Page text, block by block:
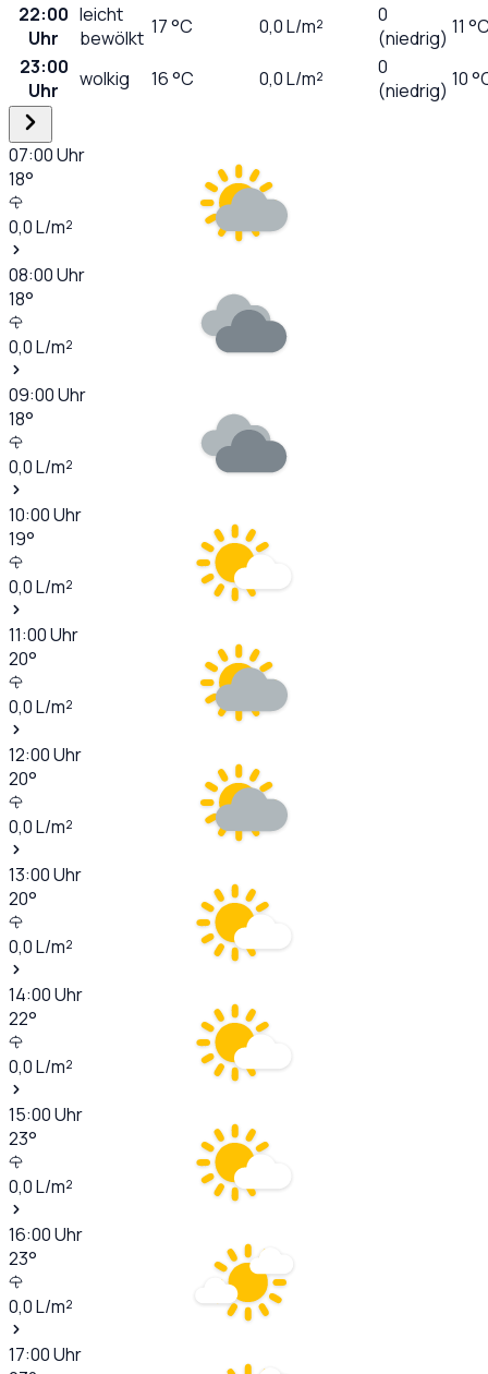
22:00
Uhr
leicht
bewölkt 17°C 0,0L/m²
0
(niedrig) 11
23:00
Uhr
wolkig 16°C 0,0L/m²
0
(niedrig) 10
07:00Uhr
18°
0,0L/m²
08:00Uhr
18°
0,0L/m²
09:00Uhr
18°
0,0L/m²
10:00Uhr
19°
0,0L/m²
11:00Uhr
20°
0,0L/m²
12:00Uhr
20°
0,0L/m²
13:00Uhr
20°
0,0L/m²
14:00Uhr
22°
0,0L/m²
15:00Uhr
23°
0,0L/m²
16:00Uhr
23°
0,0L/m²
17:00Uhr